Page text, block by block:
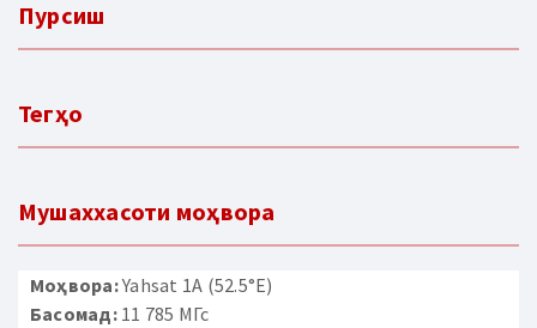
Пурсиш
Тегҳо
Мушаххасоти моҳвора
Моҳвора:Yahsat 1A (52.5°E)
Басомад:11 785 МГс